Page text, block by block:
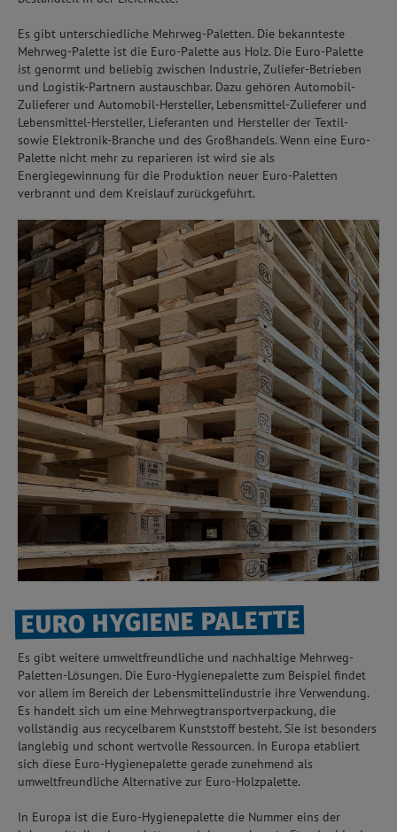
Es gibt unterschiedliche Mehrweg-Paletten. Die bekannteste
Mehrweg-Palette ist die Euro-Palette aus Holz. Die Euro-Palette
ist genormt und beliebig zwischen Industrie, Zuliefer-Betrieben
und Logistik-Partnern austauschbar. Dazu gehören Automobil-
Zulieferer und Automobil-Hersteller, Lebensmittel-Zulieferer und
Lebensmittel-Hersteller, Lieferanten und Hersteller der Textil-
sowie Elektronik-Branche und des Großhandels. Wenn eine Euro-
Palette nicht mehr zu reparieren ist wird sie als
Energiegewinnung für die Produktion neuer Euro-Paletten
verbrannt und dem Kreislauf zurückgeführt.
EURO HYGIENE PALETTE
Es gibt weitere umweltfreundliche und nachhaltige Mehrweg-
Paletten-Lösungen. Die Euro-Hygienepalette zum Beispiel findet
vor allem im Bereich der Lebensmittelindustrie ihre Verwendung.
Es handelt sich um eine Mehrwegtransportverpackung, die
vollständig aus recycelbarem Kunststoff besteht. Sie ist besonders
langlebig und schont wertvolle Ressourcen. In Europa etabliert
sich diese Euro-Hygienepalette gerade zunehmend als
umweltfreundliche Alternative zur Euro-Holzpalette.
In Europa ist die Euro-Hygienepalette die Nummer eins der